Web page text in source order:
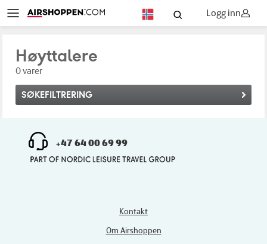
Logg inn
Høyttalere
0 varer
SØKEFILTRERING
+47 64 00 69 99
Kontakt
Om Airshoppen